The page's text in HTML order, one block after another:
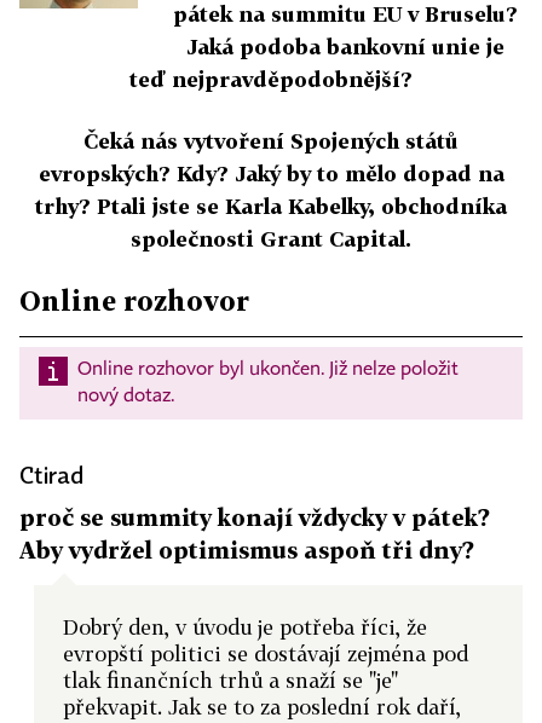
pátek na summitu EU v Bruselu?
Jaká podoba bankovní unie je
teď nejpravděpodobnější?
Čeká nás vytvoření Spojených států
evropských? Kdy? Jaký by to mělo dopad na
trhy? Ptali jste se Karla Kabelky, obchodníka
společnosti Grant Capital.
Online rozhovor
Online rozhovor byl ukončen. Již nelze položit
nový dotaz.
Ctirad
proč se summity konají vždycky v pátek?
Aby vydržel optimismus aspoň tři dny?
Dobrý den, v úvodu je potřeba říci, že
evropští politici se dostávají zejména pod
tlak finančních trhů a snaží se "je"
překvapit. Jak se to za poslední rok daří,